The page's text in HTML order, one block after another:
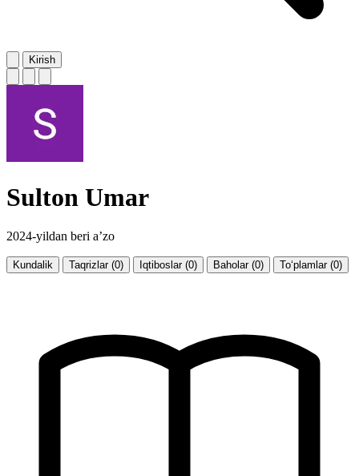
Kirish
Sulton Umar
2024-yildan beri a’zo
Kundalik Taqrizlar (0) Iqtiboslar (0) Baholar (0) To‘plamlar (0)